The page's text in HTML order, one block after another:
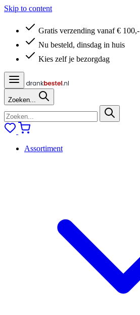
Skip to content
Gratis verzending vanaf € 100,-
Nu besteld, dinsdag in huis
Kies zelf je bezorgdag
Zoeken...
Assortiment